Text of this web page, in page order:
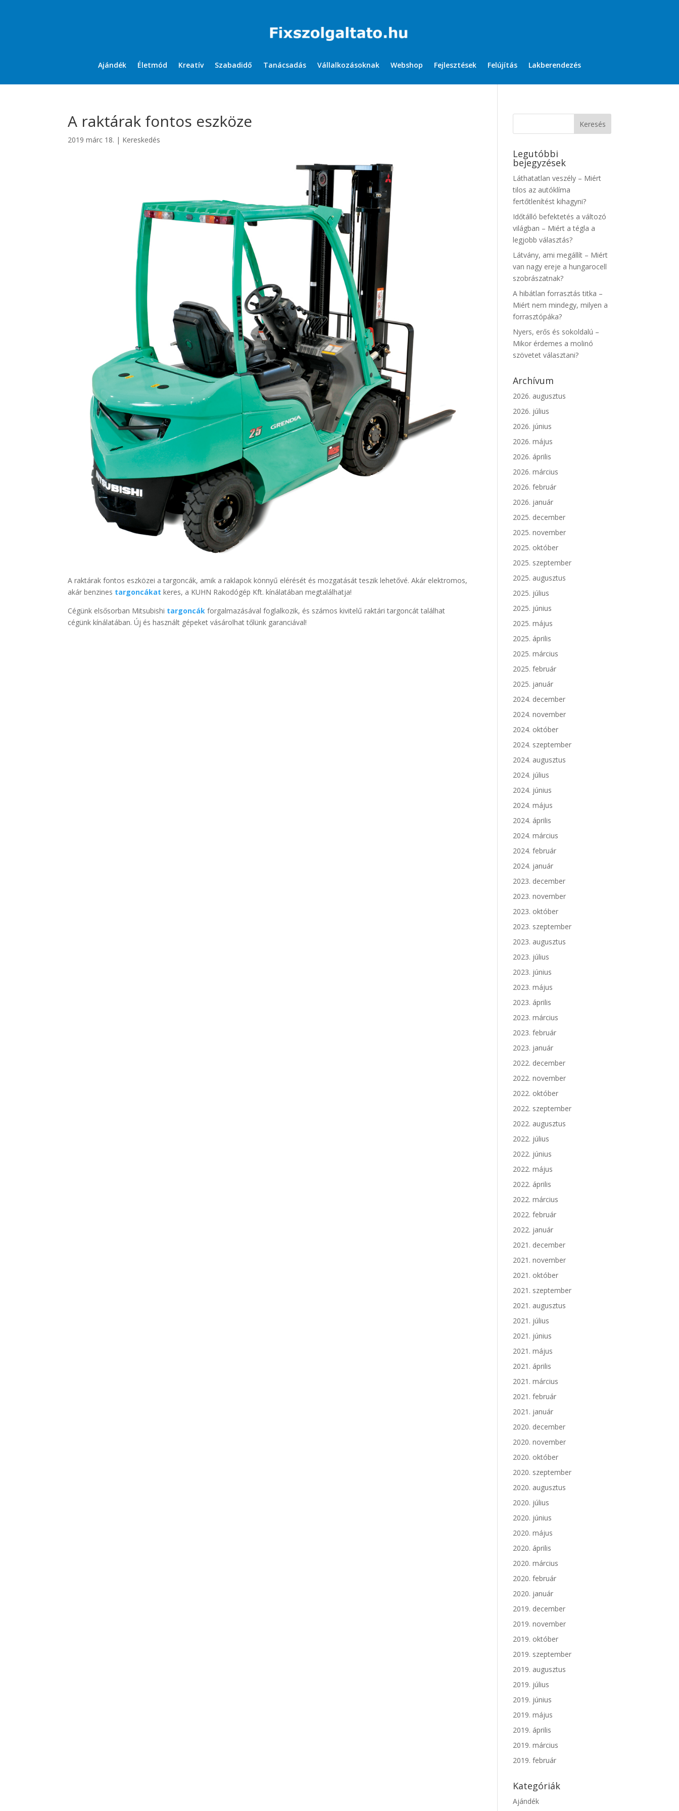
Ajándék Életmód Kreatív Szabadidő Tanácsadás Vállalkozásoknak Webshop Fejlesztések Felújítás Lakberendezés
A raktárak fontos eszköze
2019 márc 18. | Kereskedés
A raktárak fontos eszközei a targoncák, amik a raklapok könnyű elérését és mozgatását teszik lehetővé. Akár elektromos,
akár benzines targoncákat keres, a KUHN Rakodógép Kft. kínálatában megtalálhatja!
Cégünk elsősorban Mitsubishi targoncák forgalmazásával foglalkozik, és számos kivitelű raktári targoncát találhat
cégünk kínálatában. Új és használt gépeket vásárolhat tőlünk garanciával!
Legutóbbi
bejegyzések
Láthatatlan veszély – Miért
tilos az autóklíma
fertőtlenítést kihagyni?
Időtálló befektetés a változó
világban – Miért a tégla a
legjobb választás?
Látvány, ami megállít – Miért
van nagy ereje a hungarocell
szobrászatnak?
A hibátlan forrasztás titka –
Miért nem mindegy, milyen a
forrasztópáka?
Nyers, erős és sokoldalú –
Mikor érdemes a molinó
szövetet választani?
Archívum
2026. augusztus
2026. július
2026. június
2026. május
2026. április
2026. március
2026. február
2026. január
2025. december
2025. november
2025. október
2025. szeptember
2025. augusztus
2025. július
2025. június
2025. május
2025. április
2025. március
2025. február
2025. január
2024. december
2024. november
2024. október
2024. szeptember
2024. augusztus
2024. július
2024. június
2024. május
2024. április
2024. március
2024. február
2024. január
2023. december
2023. november
2023. október
2023. szeptember
2023. augusztus
2023. július
2023. június
2023. május
2023. április
2023. március
2023. február
2023. január
2022. december
2022. november
2022. október
2022. szeptember
2022. augusztus
2022. július
2022. június
2022. május
2022. április
2022. március
2022. február
2022. január
2021. december
2021. november
2021. október
2021. szeptember
2021. augusztus
2021. július
2021. június
2021. május
2021. április
2021. március
2021. február
2021. január
2020. december
2020. november
2020. október
2020. szeptember
2020. augusztus
2020. július
2020. június
2020. május
2020. április
2020. március
2020. február
2020. január
2019. december
2019. november
2019. október
2019. szeptember
2019. augusztus
2019. július
2019. június
2019. május
2019. április
2019. március
2019. február
Kategóriák
Ajándék